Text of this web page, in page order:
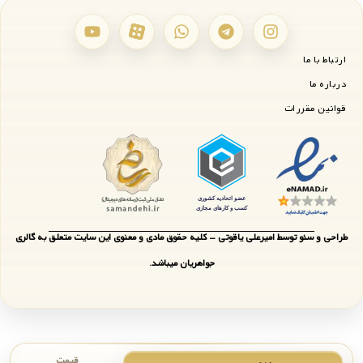
ارتباط با ما
درباره ما
قوانین مقررات
طراحی و سئو توسط امیرعلی یاقوتی - کلیه حقوق مادی و معنوی این سایت متعلق به گالری
جواهریان میباشد.